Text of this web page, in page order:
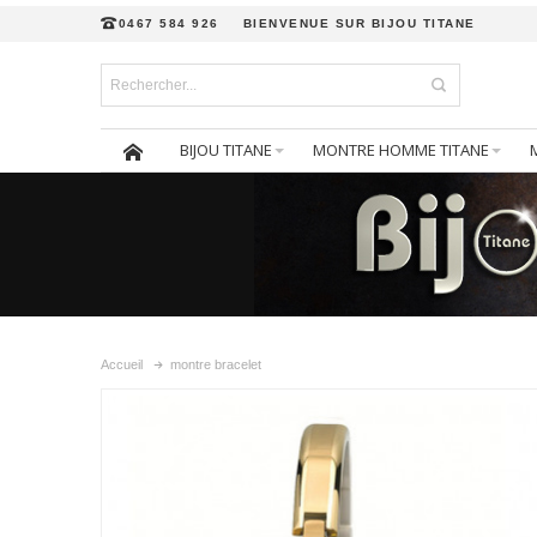
0467 584 926 BIENVENUE SUR BIJOU TITANE
BIJOU TITANE MONTRE HOMME TITANE
Accueil montre bracelet